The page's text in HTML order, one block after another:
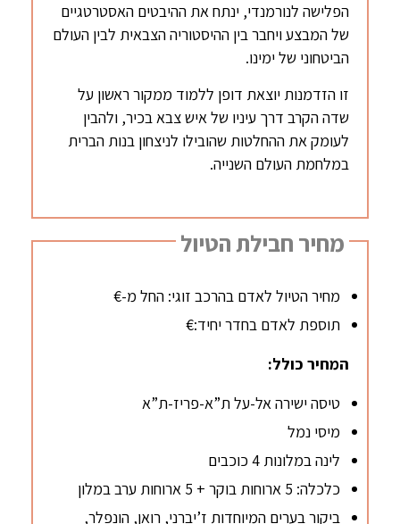
הפלישה לנורמנדי, ינתח את ההיבטים האסטרטגיים
של המבצע ויחבר בין ההיסטוריה הצבאית לבין העולם
הביטחוני של ימינו.
זו הזדמנות יוצאת דופן ללמוד ממקור ראשון על
שדה הקרב דרך עיניו של איש צבא בכיר, ולהבין
לעומק את ההחלטות שהובילו לניצחון בנות הברית
במלחמת העולם השנייה.
מחיר חבילת הטיול
מחיר הטיול לאדם בהרכב זוגי: החל מ-€
תוספת לאדם בחדר יחיד:€
המחיר כולל:
טיסה ישירה אל-על ת”א-פריז-ת”א
מיסי נמל
לינה במלונות 4 כוכבים
כלכלה: 5 ארוחות בוקר + 5 ארוחות ערב במלון
ביקור בערים המיוחדות ז’יברני, רואן, הונפלר,